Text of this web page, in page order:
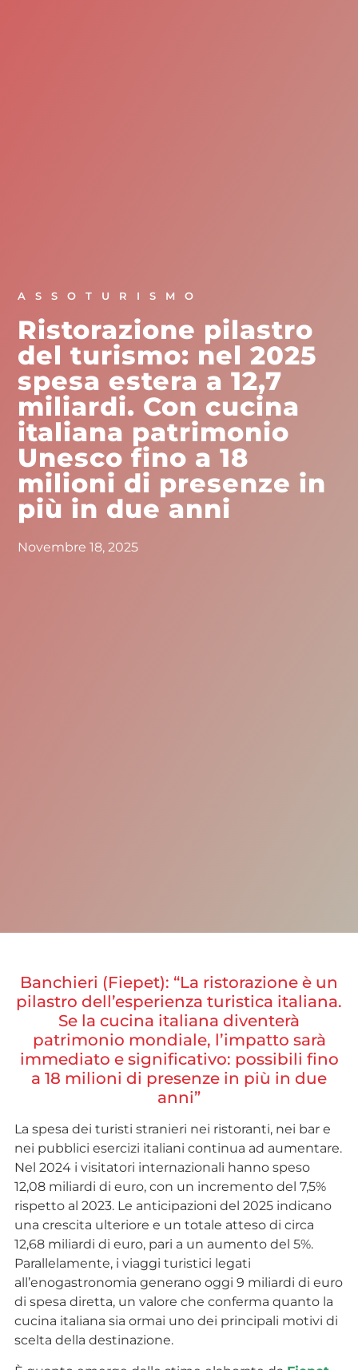
ASSOTURISMO
Ristorazione pilastro
del turismo: nel 2025
spesa estera a 12,7
miliardi. Con cucina
italiana patrimonio
Unesco fino a 18
milioni di presenze in
più in due anni
Novembre 18, 2025
Banchieri (Fiepet): “La ristorazione è un
pilastro dell’esperienza turistica italiana.
Se la cucina italiana diventerà
patrimonio mondiale, l’impatto sarà
immediato e significativo: possibili fino
a 18 milioni di presenze in più in due
anni”
La spesa dei turisti stranieri nei ristoranti, nei bar e
nei pubblici esercizi italiani continua ad aumentare.
Nel 2024 i visitatori internazionali hanno speso
12,08 miliardi di euro, con un incremento del 7,5%
rispetto al 2023. Le anticipazioni del 2025 indicano
una crescita ulteriore e un totale atteso di circa
12,68 miliardi di euro, pari a un aumento del 5%.
Parallelamente, i viaggi turistici legati
all’enogastronomia generano oggi 9 miliardi di euro
di spesa diretta, un valore che conferma quanto la
cucina italiana sia ormai uno dei principali motivi di
scelta della destinazione.